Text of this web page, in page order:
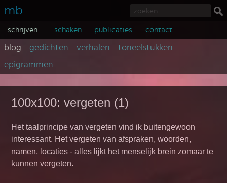
mb
schrijven schaken publicaties contact
blog gedichten verhalen
toneelstukken
epigrammen
100x100: vergeten (1)
Het taalprincipe van vergeten vind ik buitengewoon
interessant. Het vergeten van afspraken, woorden,
namen, locaties - alles lijkt het menselijk brein zomaar te
kunnen vergeten.